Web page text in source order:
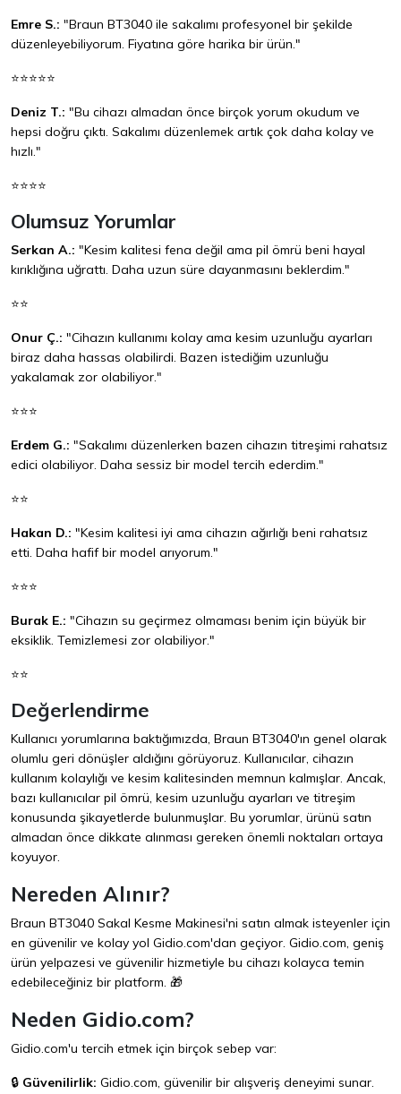
Emre S.: "Braun BT3040 ile sakalımı profesyonel bir şekilde
düzenleyebiliyorum. Fiyatına göre harika bir ürün."
⭐⭐⭐⭐⭐
Deniz T.: "Bu cihazı almadan önce birçok yorum okudum ve
hepsi doğru çıktı. Sakalımı düzenlemek artık çok daha kolay ve
hızlı."
⭐⭐⭐⭐
Olumsuz Yorumlar
Serkan A.: "Kesim kalitesi fena değil ama pil ömrü beni hayal
kırıklığına uğrattı. Daha uzun süre dayanmasını beklerdim."
⭐⭐
Onur Ç.: "Cihazın kullanımı kolay ama kesim uzunluğu ayarları
biraz daha hassas olabilirdi. Bazen istediğim uzunluğu
yakalamak zor olabiliyor."
⭐⭐⭐
Erdem G.: "Sakalımı düzenlerken bazen cihazın titreşimi rahatsız
edici olabiliyor. Daha sessiz bir model tercih ederdim."
⭐⭐
Hakan D.: "Kesim kalitesi iyi ama cihazın ağırlığı beni rahatsız
etti. Daha hafif bir model arıyorum."
⭐⭐⭐
Burak E.: "Cihazın su geçirmez olmaması benim için büyük bir
eksiklik. Temizlemesi zor olabiliyor."
⭐⭐
Değerlendirme
Kullanıcı yorumlarına baktığımızda, Braun BT3040'ın genel olarak
olumlu geri dönüşler aldığını görüyoruz. Kullanıcılar, cihazın
kullanım kolaylığı ve kesim kalitesinden memnun kalmışlar. Ancak,
bazı kullanıcılar pil ömrü, kesim uzunluğu ayarları ve titreşim
konusunda şikayetlerde bulunmuşlar. Bu yorumlar, ürünü satın
almadan önce dikkate alınması gereken önemli noktaları ortaya
koyuyor.
Nereden Alınır?
Braun BT3040 Sakal Kesme Makinesi'ni satın almak isteyenler için
en güvenilir ve kolay yol Gidio.com'dan geçiyor. Gidio.com, geniş
ürün yelpazesi ve güvenilir hizmetiyle bu cihazı kolayca temin
edebileceğiniz bir platform. 🎁
Neden Gidio.com?
Gidio.com'u tercih etmek için birçok sebep var:
🔒 Güvenilirlik: Gidio.com, güvenilir bir alışveriş deneyimi sunar.